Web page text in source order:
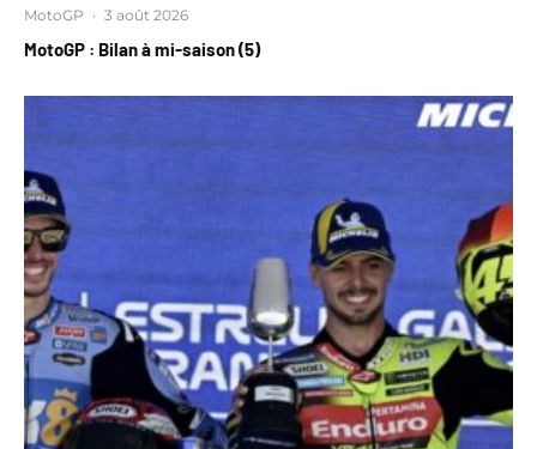
MotoGP · 3 août 2026
MotoGP : Bilan à mi-saison (5)